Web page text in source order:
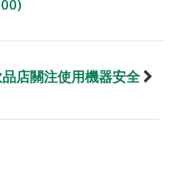
店關注使用機器安全